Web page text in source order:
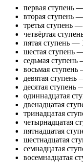
первая ступень
вторая ступень
третья ступень
четвёртая
пятая ступень —
шестая ступень
седьмая ступень
восьмая ступень
девятая ступень
десятая ступень
одиннадцатая
двенадцатая
тринадцатая
четырнадцатая
пятнадцатая
шестнадцатая
семнадцатая
восемнадцатая